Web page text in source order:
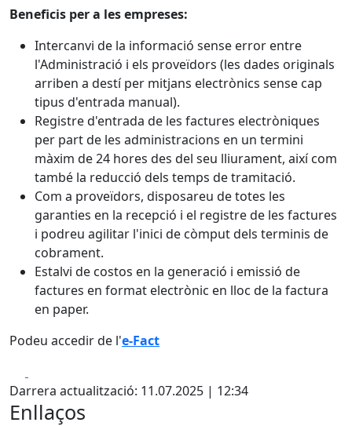
Beneficis per a les empreses:
Intercanvi de la informació sense error entre
l'Administració i els proveïdors (les dades originals
arriben a destí per mitjans electrònics sense cap
tipus d'entrada manual).
Registre d'entrada de les factures electròniques
per part de les administracions en un termini
màxim de 24 hores des del seu lliurament, així com
també la reducció dels temps de tramitació.
Com a proveïdors, disposareu de totes les
garanties en la recepció i el registre de les factures
i podreu agilitar l'inici de còmput dels terminis de
cobrament.
Estalvi de costos en la generació i emissió de
factures en format electrònic en lloc de la factura
en paper.
Podeu accedir de l'e-Fact
Darrera actualització: 11.07.2025 | 12:34
Enllaços